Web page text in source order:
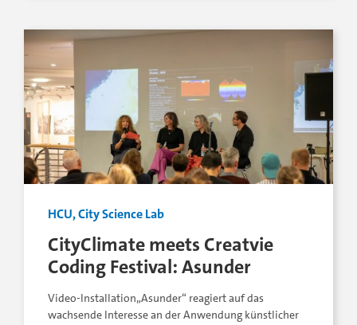
HCU, City Science Lab
CityClimate meets Creatvie
Coding Festival: Asunder
Video-Installation„Asunder“ reagiert auf das
wachsende Interesse an der Anwendung künstlicher